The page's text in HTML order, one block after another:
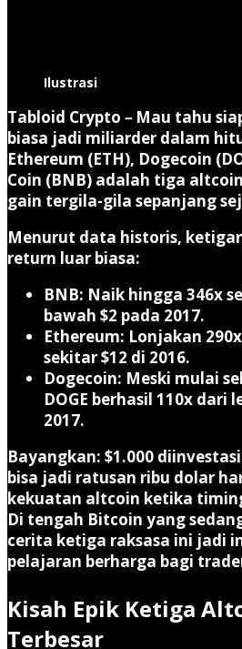
Ilustrasi
Tabloid Crypto – Mau tahu
biasa jadi miliarder dalam
Ethereum (ETH), Dogecoin
Coin (BNB) adalah tiga
gain tergila-gila sepanjang
Menurut data historis,
return luar biasa:
BNB: Naik hingga 346x
bawah $2 pada 2017.
Ethereum: Lonjakan 290x
sekitar $12 di 2016.
Dogecoin: Meski mulai
DOGE berhasil 110x dari
2017.
Bayangkan: $1.000
bisa jadi ratusan ribu dolar
kekuatan altcoin ketika
Di tengah Bitcoin yang
cerita ketiga raksasa ini jadi
pelajaran berharga bagi
Kisah Epik Ketiga
Terbesar